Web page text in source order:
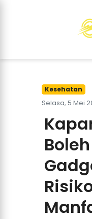
Kesehatan
Selasa, 5 Mei